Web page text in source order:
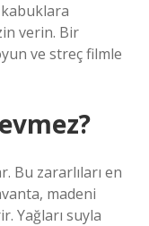
kabuklara
verin. Bir
ve streç filmle
Bu zararlıları en
madeni
Yağları suyla